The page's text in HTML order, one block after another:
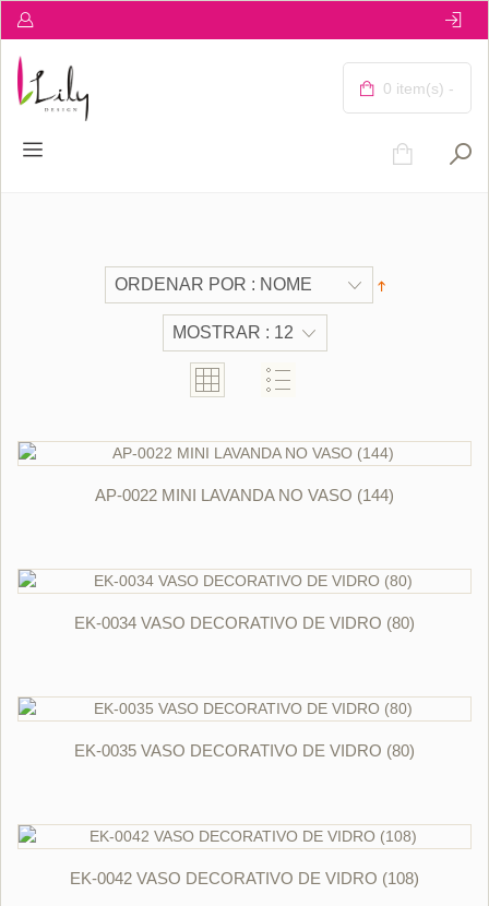
0 item(s) -
AP-0022 MINI LAVANDA NO VASO (144)
EK-0034 VASO DECORATIVO DE VIDRO (80)
EK-0035 VASO DECORATIVO DE VIDRO (80)
EK-0042 VASO DECORATIVO DE VIDRO (108)